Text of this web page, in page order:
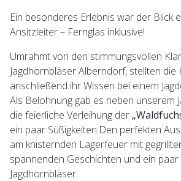
Ein besonderes Erlebnis war der Blick
Ansitzleiter – Fernglas inklusive!
Umrahmt von den stimmungsvollen
Jagdhornbläser Alberndorf, stellten die
anschließend ihr Wissen bei einem
Als Belohnung gab es neben unserem
die feierliche Verleihung der
ein paar Süßigkeiten.Den perfekten
am knisternden Lagerfeuer mit
spannenden Geschichten und ein
Jagdhornbläser.